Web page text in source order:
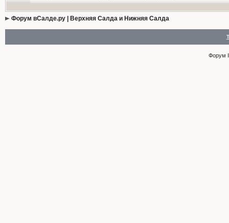
Форум вСалде.ру | Верхняя Салда и Нижняя Салда
Форум